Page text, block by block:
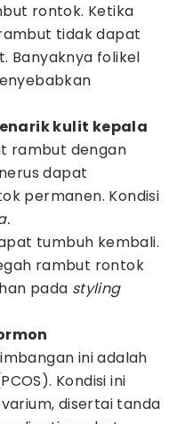
rontok. Ketika
tidak dapat
Banyaknya folikel
kulit kepala
rambut dengan
dapat
permanen. Kondisi
tumbuh kembali.
rambut rontok
pada styling
ini adalah
Kondisi ini
disertai tanda